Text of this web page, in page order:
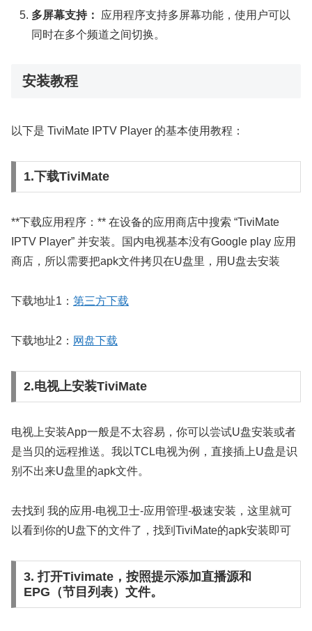
多屏幕支持：
应用程序支持多屏幕功能，使用户可以
同时在多个频道之间切换。
安装教程
以下是 TiviMate IPTV Player 的基本使用教程：
1.下载TiviMate
**下载应用程序：** 在设备的应用商店中搜索 “TiviMate
IPTV Player” 并安装。国内电视基本没有Google play 应用
商店，所以需要把apk文件拷贝在U盘里，用U盘去安装
下载地址1： 第三方下载
下载地址2： 网盘下载
2.电视上安装TiviMate
电视上安装App一般是不太容易，你可以尝试U盘安装或者
是当贝的远程推送。我以TCL电视为例，直接插上U盘是识
别不出来U盘里的apk文件。
去找到 我的应用-电视卫士-应用管理-极速安装，这里就可
以看到你的U盘下的文件了，找到 TiviMate的apk安装即可
3. 打开Tivimate，按照提示添加直播源和
EPG（节目列表）文件。